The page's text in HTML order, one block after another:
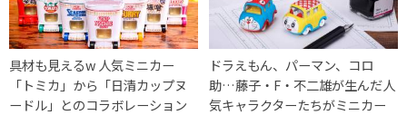
具材も見えるw 人気ミニカー
「トミカ」から「日清カップヌ
ードル」とのコラボレーション
ドラえもん、パーマン、コロ
助…藤子・F・不二雄が生んだ人
気キャラクターたちがミニカー